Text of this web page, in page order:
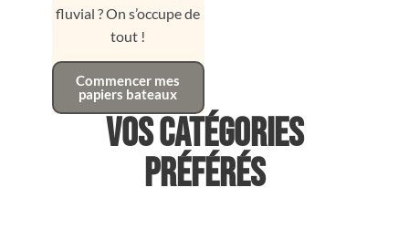
fluvial ? On s’occupe de
tout !
Commencer mes
papiers bateaux
Vos catégories
préférés